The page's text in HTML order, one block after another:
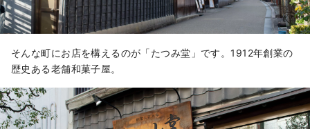
そんな町にお店を構えるのが「たつみ堂」です。1912年創業の
歴史ある老舗和菓子屋。